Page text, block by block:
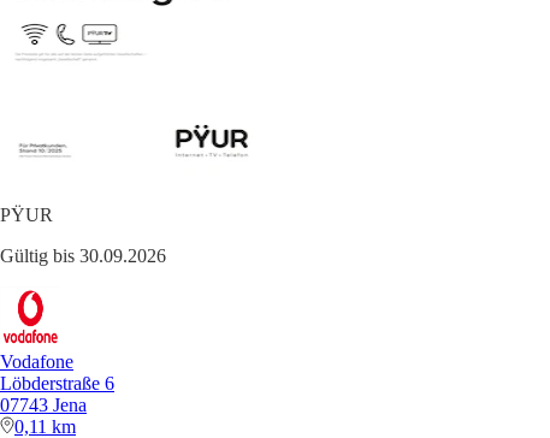
PŸUR
Gültig bis 30.09.2026
Vodafone
Löbderstraße 6
07743 Jena
0,11 km